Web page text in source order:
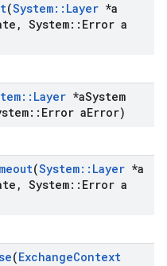
(System:: Layer *a
, System:: Error a
:: Layer *aSystem
:: Error aError)
(System:: Layer *a
, System:: Error a
(ExchangeContext